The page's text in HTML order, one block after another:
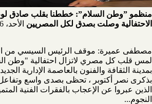
منظمو ”وطن السلام”: خططنا بقلب صادق
الاحتفالية وصلت بصدق لكل المصريين الأحد، 26 أكتوبر 2025
مصطفى عميرة: موقف الرئيس السيسي من
لمس قلب كل مصري لاتزال احتفالية "وطن
بمدينة الثقافة والفنون بالعاصمة الإدارية
بذكرى نصر أكتوبر ، تحظى بصدى واسع
الذين عبروا عن الإعجاب بالفقرات الفنية
النجوم...